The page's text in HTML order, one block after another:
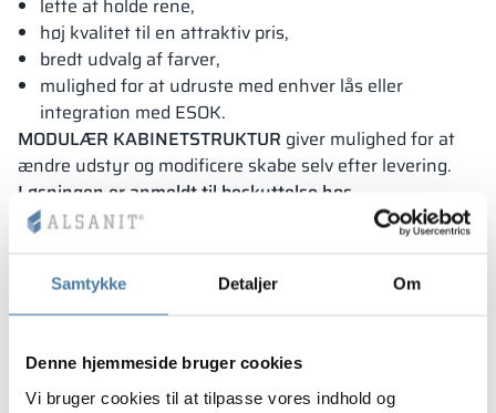
Samtykke Detaljer Om
Denne hjemmeside bruger cookies
Vi bruger cookies til at tilpasse vores indhold og
lette at holde rene,
høj kvalitet til en attraktiv pris,
bredt udvalg af farver,
mulighed for at udruste med enhver lås eller
integration med ESOK.
MODULÆR KABINETSTRUKTUR giver mulighed for at
ændre udstyr og modificere skabe selv efter levering.
Løsningen er anmeldt til beskyttelse hos
Patentkontoret.